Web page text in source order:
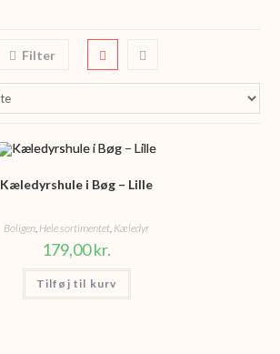
Filter
Kæledyrshule i Bøg – Lille
Boligen, Hele sortimentet, Kæledyr
179,00kr.
Tilføj til kurv